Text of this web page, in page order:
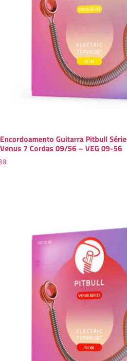
Encordoamento Guitarra Pitbull Série
Venus 7 Cordas 09/56 – VEG 09-56